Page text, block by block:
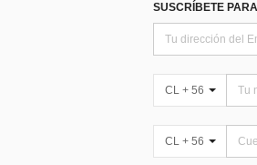
SUSCRÍBETE
CL + 56
CL + 56